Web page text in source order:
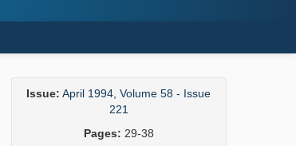
Issue: April 1994, Volume 58 - Issue
221
Pages: 29-38